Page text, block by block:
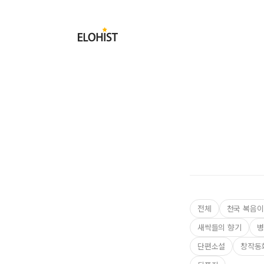
Elohist-
Home
Submit
전체
천국 복음
새싹들의 향기
단편소설
창작동